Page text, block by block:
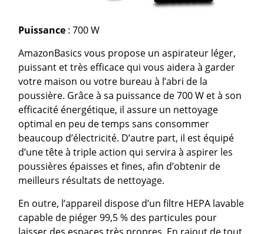
Puissance : 700 W
AmazonBasics vous propose un aspirateur léger,
puissant et très efficace qui vous aidera à garder
votre maison ou votre bureau à l’abri de la
poussière. Grâce à sa puissance de 700 W et à son
efficacité énergétique, il assure un nettoyage
optimal en peu de temps sans consommer
beaucoup d’électricité. D’autre part, il est équipé
d’une tête à triple action qui servira à aspirer les
poussières épaisses et fines, afin d’obtenir de
meilleurs résultats de nettoyage.
En outre, l’appareil dispose d’un filtre HEPA lavable
capable de piéger 99,5 % des particules pour